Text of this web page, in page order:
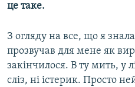
це таке.
З огляду на все, що я
прозвучав для мене як
закінчилося. В ту мить, у
сліз, ні істерик. Просто